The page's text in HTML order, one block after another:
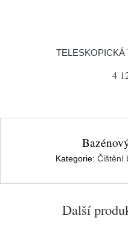
TELESKOPICKÁ
4
Kategorie: Čištění
Další